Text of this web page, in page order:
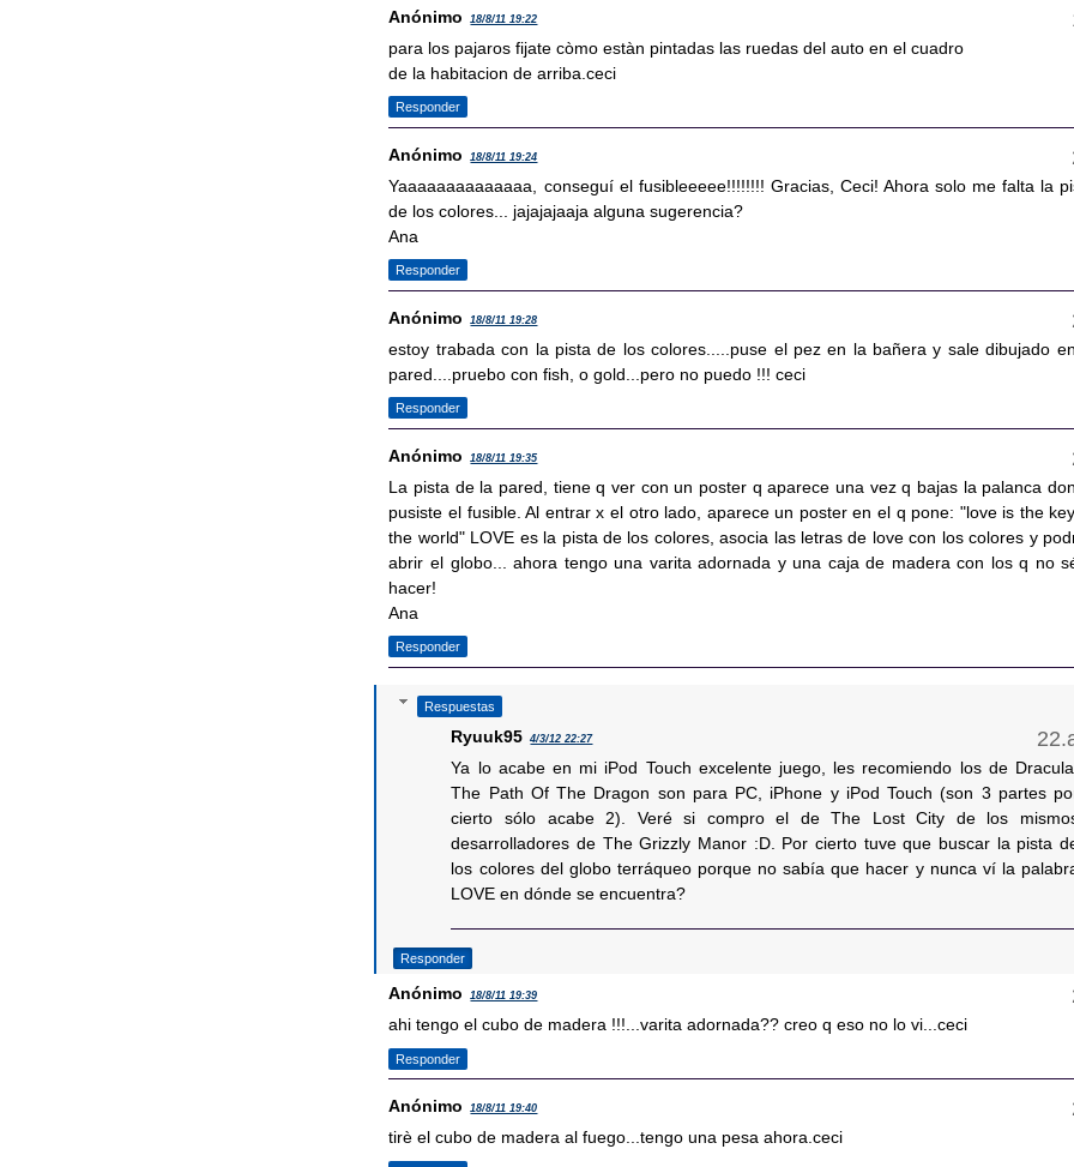
Anónimo 18/8/11 19:22
para los pajaros fijate còmo estàn pintadas las ruedas del auto en el cuadro
de la habitacion de arriba.ceci
Responder
Anónimo 18/8/11 19:24
Yaaaaaaaaaaaaaa, conseguí el fusibleeeee!!!!!!!! Gracias, Ceci! Ahora solo me falta la
de los colores... jajajajaaja alguna sugerencia?
Ana
Responder
Anónimo 18/8/11 19:28
estoy trabada con la pista de los colores.....puse el pez en la bañera y sale dibujado
pared....pruebo con fish, o gold...pero no puedo !!! ceci
Responder
Anónimo 18/8/11 19:35
La pista de la pared, tiene q ver con un poster q aparece una vez q bajas la palanca
pusiste el fusible. Al entrar x el otro lado, aparece un poster en el q pone: "love is the
the world" LOVE es la pista de los colores, asocia las letras de love con los colores y
abrir el globo... ahora tengo una varita adornada y una caja de madera con los q no
hacer!
Ana
Responder
Respuestas
Ryuuk95 4/3/12 22:27
Ya lo acabe en mi iPod Touch excelente juego, les recomiendo los de
The Path Of The Dragon son para PC, iPhone y iPod Touch (son 3 partes
cierto sólo acabe 2). Veré si compro el de The Lost City de los
desarrolladores de The Grizzly Manor :D. Por cierto tuve que buscar la pista
los colores del globo terráqueo porque no sabía que hacer y nunca ví la
LOVE en dónde se encuentra?
Responder
Anónimo 18/8/11 19:39
ahi tengo el cubo de madera !!!...varita adornada?? creo q eso no lo vi...ceci
Responder
Anónimo 18/8/11 19:40
tirè el cubo de madera al fuego...tengo una pesa ahora.ceci